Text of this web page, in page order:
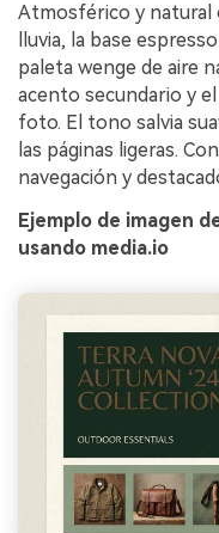
Atmosférico y natural
lluvia, la base
paleta wenge de aire
acento secundario y
foto. El tono salvia
las páginas ligeras.
navegación y
Ejemplo de imagen
usando media.io